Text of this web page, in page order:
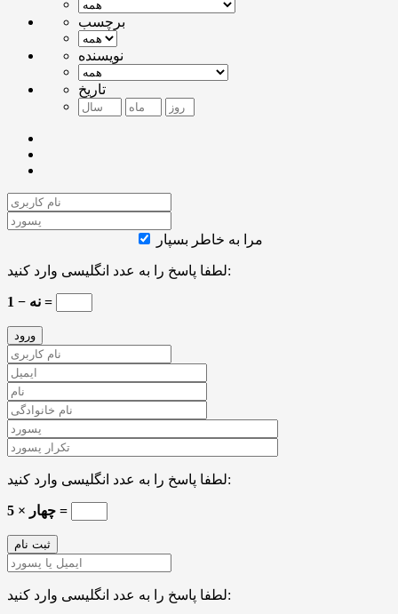
برچسب
نویسنده
تاریخ
مرا به خاطر بسپار
لطفا پاسخ را به عدد انگلیسی وارد کنید:
نه − 1 =
لطفا پاسخ را به عدد انگلیسی وارد کنید:
چهار × 5 =
لطفا پاسخ را به عدد انگلیسی وارد کنید: